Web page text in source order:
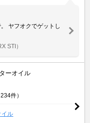
ヤフオクでゲットし
STI）
ーオイル
234件）
イル